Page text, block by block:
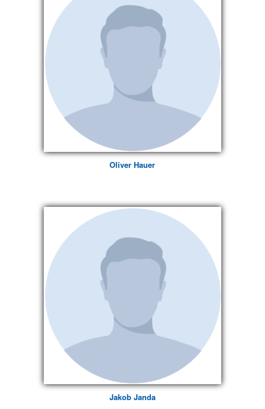
Oliver Hauer
Jakob Janda